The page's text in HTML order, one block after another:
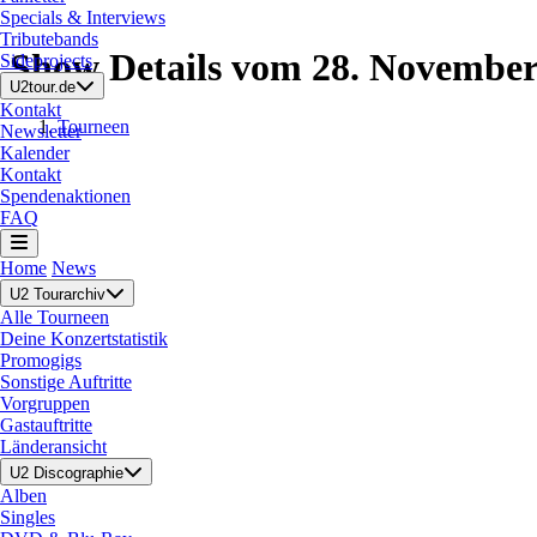
Specials & Interviews
Tributebands
Sideprojects
U2tour.de
Kontakt
Newsletter
Kalender
Kontakt
Spendenaktionen
FAQ
Home News
U2 Tourarchiv
Alle Tourneen
Deine Konzertstatistik
Promogigs
Sonstige Auftritte
Vorgruppen
Gastauftritte
Länderansicht
U2 Discographie
Alben
Singles
Show Details vom 28.
Tourneen